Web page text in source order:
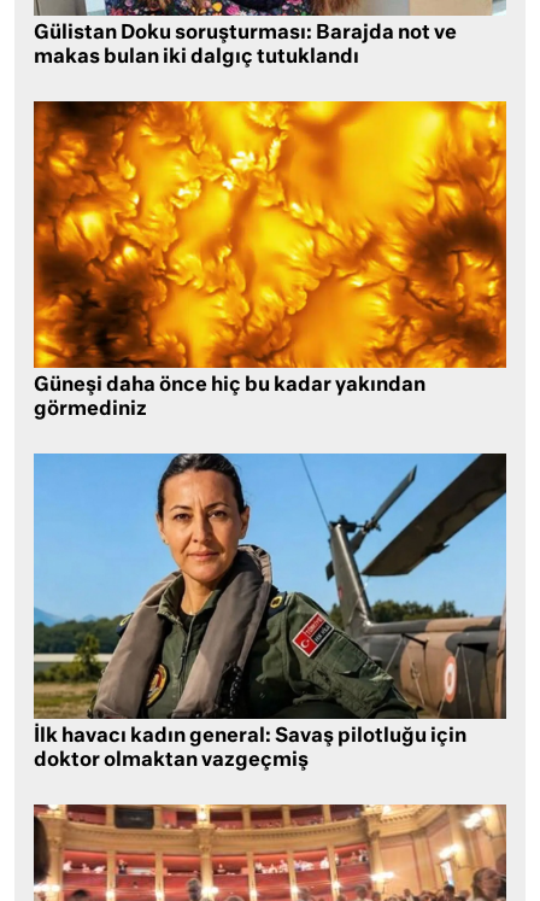
Gülistan Doku soruşturması: Barajda not ve
makas bulan iki dalgıç tutuklandı
Güneşi daha önce hiç bu kadar yakından
görmediniz
İlk havacı kadın general: Savaş pilotluğu için
doktor olmaktan vazgeçmiş